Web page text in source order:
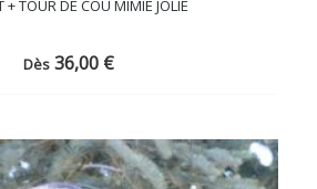
+ TOUR DE COU MIMIE JOLIE
Dès 36,00 €